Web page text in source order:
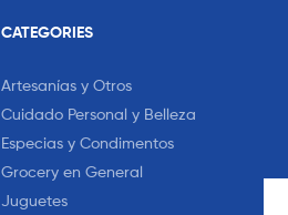
CATEGORIES
Artesanías y Otros
Cuidado Personal y Belleza
Especias y Condimentos
Grocery en General
Juguetes